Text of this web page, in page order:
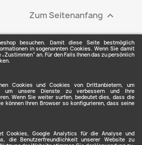
besuchen. Damit diese Seite bestmöglich
in sogenannten Cookies. Wenn Sie damit
an. Für den Falls Ihnen das zu persönlich
Cookies und Cookies von Drittanbietern, um
um unsere Dienste zu verbessern und Ihre
Wenn Sie weiter surfen, bedeutet dies, dass die
können Ihren Browser so konfigurieren, dass seine
Cookies, Google Analytics für die Analyse und
die Benutzerfreundlichkeit unserer Website zu
Zum Seitenanfang 

